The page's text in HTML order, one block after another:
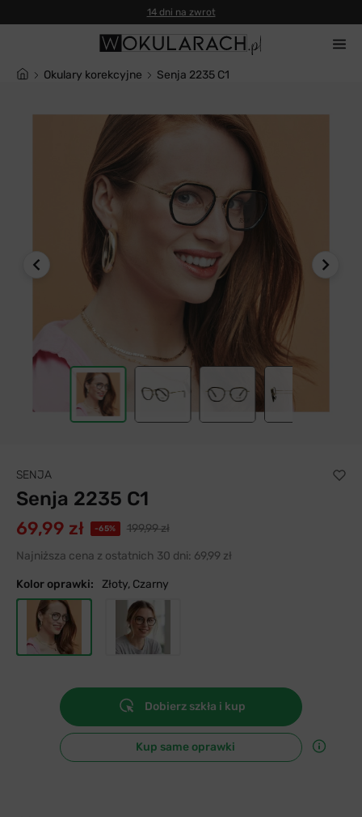
14 dni na zwrot
Okulary korekcyjne Senja 2235 C1
SENJA
Senja 2235 C1
69,99 zł -65%
199,99 zł
Najniższa cena z ostatnich 30 dni: 69,99 zł
Kolor oprawki: Złoty, Czarny
Dobierz szkła i kup
Kup same oprawki